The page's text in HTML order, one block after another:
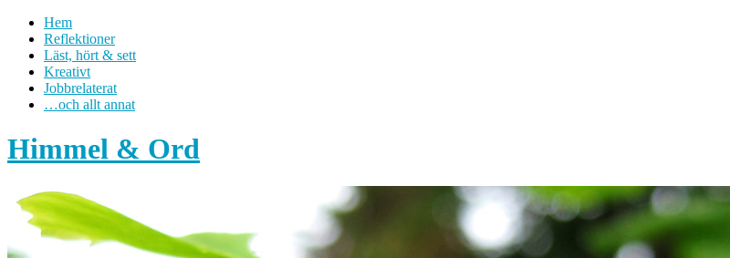
Hem
Reflektioner
Läst, hört & sett
Kreativt
Jobbrelaterat
…och allt annat
Himmel & Ord